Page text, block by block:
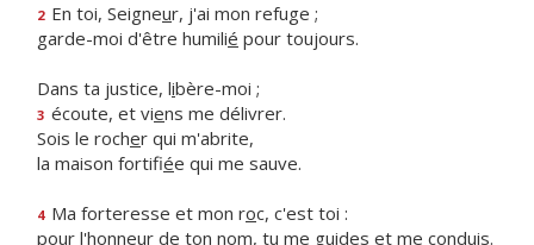
2 En toi, Seigneur, j'ai mon refuge ;
garde-moi d'être humilié pour toujours.
Dans ta justice, libère-moi ;
3 écoute, et viens me délivrer.
Sois le rocher qui m'abrite,
la maison fortifiée qui me sauve.
4 Ma forteresse et mon roc, c'est toi :
pour l'honneur de ton nom, tu me guides et me conduis.